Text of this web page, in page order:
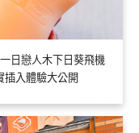
日戀人木下日葵飛機
插入體驗大公開